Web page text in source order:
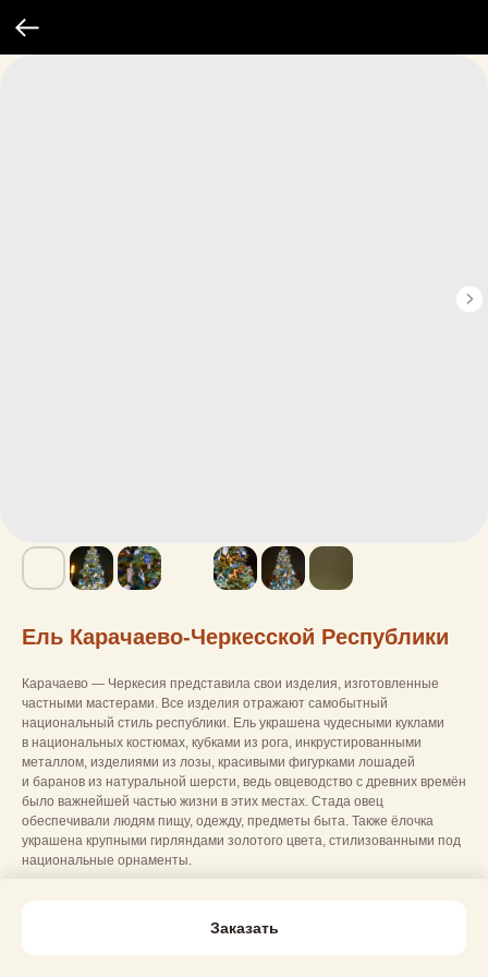
Ель Карачаево-Черкесской Республики
Заказать
Карачаево — Черкесия представила свои изделия, изготовленные
частными мастерами. Все изделия отражают самобытный
национальный стиль республики. Ель украшена чудесными куклами
в национальных костюмах, кубками из рога, инкрустированными
металлом, изделиями из лозы, красивыми фигурками лошадей
и баранов из натуральной шерсти, ведь овцеводство с древних времён
было важнейшей частью жизни в этих местах. Стада овец
обеспечивали людям пищу, одежду, предметы быта. Также ёлочка
украшена крупными гирляндами золотого цвета, стилизованными под
национальные орнаменты.